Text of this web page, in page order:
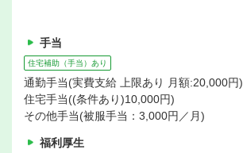
手当
住宅補助（手当）あり
通勤手当(実費支給 上限あり 月額:20,000円)
住宅手当((条件あり)10,000円)
その他手当(被服手当：3,000円／月)
福利厚生